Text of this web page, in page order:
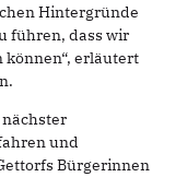
Hintergründe
führen, dass wir
können“, erläutert
nächster
und
Bürgerinnen